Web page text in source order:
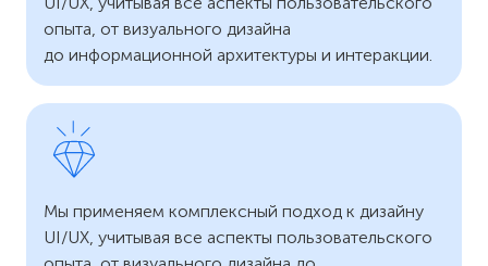
опыта, от визуального дизайна
до информационной архитектуры и интеракции.
Мы применяем комплексный подход к дизайну
UI/UX, учитывая все аспекты пользовательского